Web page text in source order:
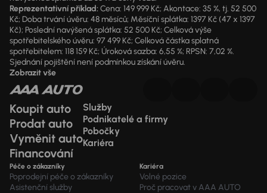
Reprezentativní příklad:Cena: 149 999 Kč; Akontace: 35 %, tj. 52 500
Kč; Doba trvání úvěru: 48 měsíců; Měsíční splátka: 1397 Kč (47 x 1397
Kč); Poslední navýšená splátka: 52 500 Kč; Celková výše
spotřebitelského úvěru: 97 499 Kč; Celková částka splatná
spotřebitelem: 118 159 Kč; Úroková sazba: 6,55 %; RPSN: 7,02 %.
Sjednání pojištění není podmínkou získání úvěru.
Zobrazit vše
Koupit auto
Prodat auto
Vyměnit auto
Financování
Služby
Podnikatelé a firmy
Pobočky
Kariéra
Péče o zákazníky
Poprodejní péče o zákazníky
Asistenční služby
Kariéra
Volné pozice
Proč pracovat v AAA AUTO